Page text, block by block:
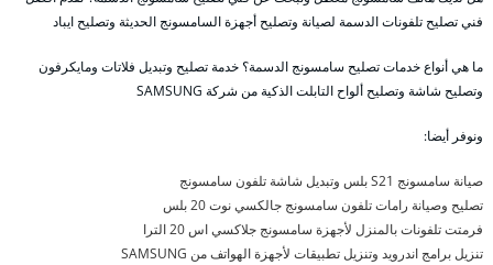
فني تصليح تلفونات الدسمة لصيانة وتصليح أجهزة السامسونج الحديثة وتصليح ايباد
ما هي أنواع خدمات تصليح سامسونج الدسمة؟ خدمة تصليح وتبديل فلاتات ومايكرفون
وتصليح شاشة وتصليح ألواح التابلت الذكية من شركة SAMSUNG
ونوفر أيضا:
صيانة سامسونج S21 بلس وتبديل شاشة تلفون سامسونج
تصليح وصيانة رامات تلفون سامسونج جالكسي نوت 20 بلس
فرمتت تلفونات بالمنزل لأجهزة سامسونج جلاكسي اس 20 الترا
تنزيل برامج اندرويد وتنزيل تطبيقات لأجهزة الهواتف من SAMSUNG